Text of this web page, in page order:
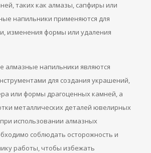
таких как алмазы, сапфиры или
напильники применяются для
изменения формы или удаления
алмазные напильники являются
для создания украшений,
или формы драгоценных камней, а
металлических деталей ювелирных
использовании алмазных
соблюдать осторожность и
работы, чтобы избежать